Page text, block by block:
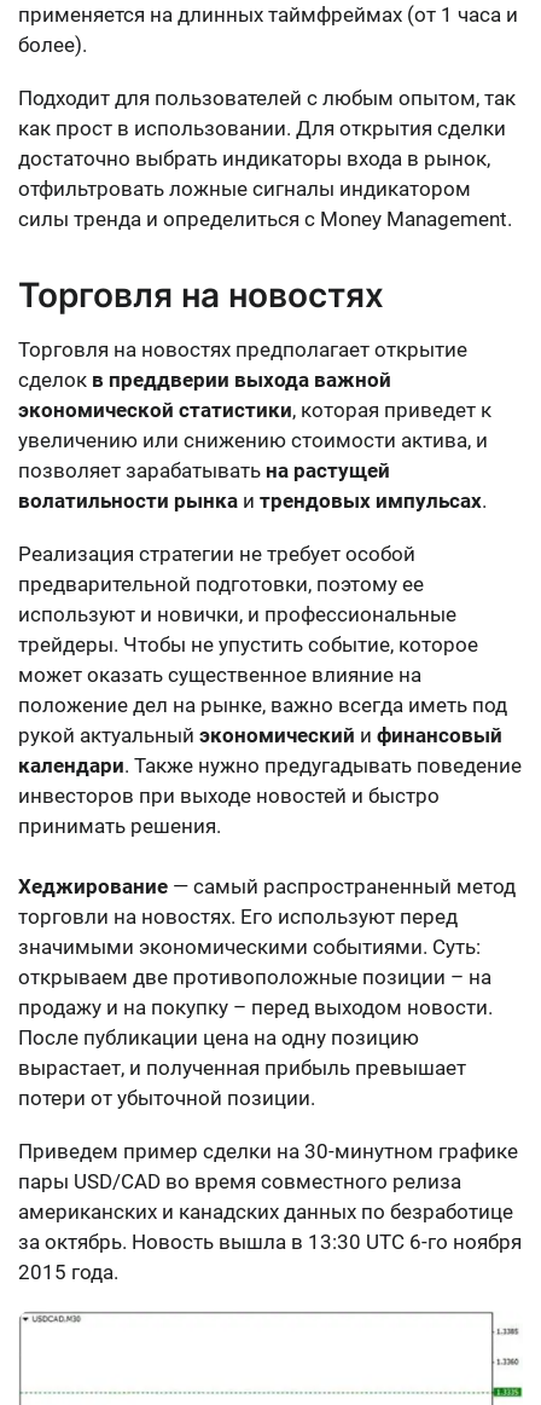
применяется на длинных таймфреймах (от 1 часа и
более).
Подходит для пользователей с любым опытом, так
как прост в использовании. Для открытия сделки
достаточно выбрать индикаторы входа в рынок,
отфильтровать ложные сигналы индикатором
силы тренда и определиться с Money Management.
Торговля на новостях
Торговля на новостях предполагает открытие
сделок в преддверии выхода важной
экономической статистики, которая приведет к
увеличению или снижению стоимости актива, и
позволяет зарабатывать на растущей
волатильности рынка и трендовых импульсах.
Реализация стратегии не требует особой
предварительной подготовки, поэтому ее
используют и новички, и профессиональные
трейдеры. Чтобы не упустить событие, которое
может оказать существенное влияние на
положение дел на рынке, важно всегда иметь под
рукой актуальный экономический и финансовый
календари. Также нужно предугадывать поведение
инвесторов при выходе новостей и быстро
принимать решения.
Хеджирование — самый распространенный метод
торговли на новостях. Его используют перед
значимыми экономическими событиями. Суть:
открываем две противоположные позиции – на
продажу и на покупку – перед выходом новости.
После публикации цена на одну позицию
вырастает, и полученная прибыль превышает
потери от убыточной позиции.
Приведем пример сделки на 30-минутном графике
пары USD/CAD во время совместного релиза
американских и канадских данных по безработице
за октябрь. Новость вышла в 13:30 UTC 6-го ноября
2015 года.